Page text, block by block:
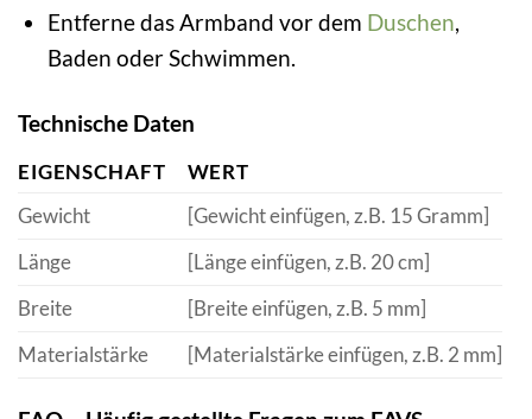
Entferne das Armband vor dem Duschen,
Baden oder Schwimmen.
Technische Daten
EIGENSCHAFT
WERT
Gewicht
[Gewicht einfügen, z.B. 15 Gramm]
Länge
[Länge einfügen, z.B. 20 cm]
Breite
[Breite einfügen, z.B. 5 mm]
Materialstärke
[Materialstärke einfügen, z.B. 2 mm]